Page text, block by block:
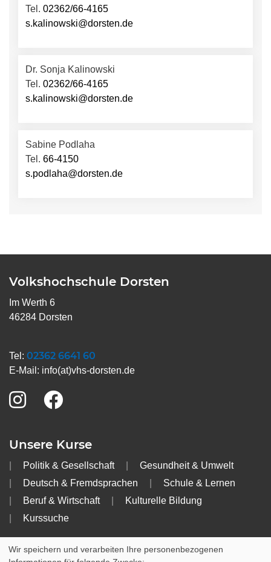
Tel. 02362/66-4165
s.kalinowski@dorsten.de
Dr. Sonja Kalinowski
Tel. 02362/66-4165
s.kalinowski@dorsten.de
Sabine Podlaha
Tel. 66-4150
s.podlaha@dorsten.de
Volkshochschule Dorsten
Im Werth 6
46284 Dorsten
Tel: 02362 6641 60
E-Mail: info(at)vhs-dorsten.de
Unsere Kurse
Politik & Gesellschaft
Gesundheit & Umwelt
Deutsch & Fremdsprachen
Schule & Lernen
Beruf & Wirtschaft
Kulturelle Bildung
Kurssuche
Info
Wir speichern und verarbeiten Ihre personenbezogenen